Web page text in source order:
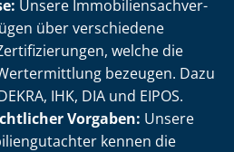
Unsere Im­mo­bi­li­en­sach­ver­
über verschiedene
welche die
bezeugen. Dazu
IHK, DIA und EIPOS.
Vorgaben: Unsere
kennen die